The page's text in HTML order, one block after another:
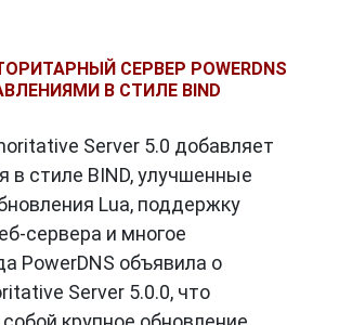
СЕРВЕР POWERDNS
В СТИЛЕ BIND
Server 5.0 добавляет
в стиле BIND, улучшенные
Lua, поддержку
сервера и многое
PowerDNS объявила о
Server 5.0.0, что